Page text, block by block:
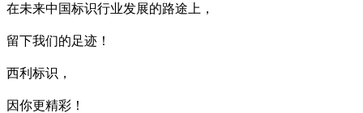
在未来中国标识行业发展的路途上，
留下我们的足迹！
西利标识，
因你更精彩！